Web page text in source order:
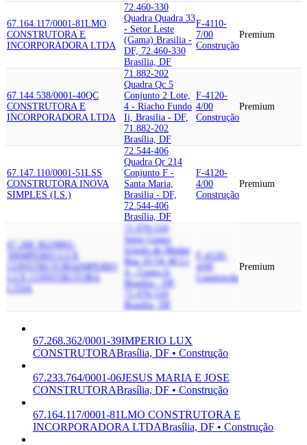
67.164.117/0001-81LMO
CONSTRUTORA E
INCORPORADORA LTDA
72.460-330
Quadra Quadra 33
- Setor Leste
(Gama) Brasilia -
DF, 72.460-330
Brasília, DF
F-4110-
7/00
Construção
Premium
67.144.538/0001-40QC
CONSTRUTORA E
INCORPORADORA LTDA
71.882-202
Quadra Qc 5
Conjunto 2 Lote,
4 - Riacho Fundo
Ii, Brasilia - DF,
71.882-202
Brasília, DF
F-4120-
4/00
Construção
Premium
67.147.110/0001-51LSS
CONSTRUTORA INOVA
SIMPLES (I.S.)
72.544-406
Quadra Qr 214
Conjunto F -
Santa Maria,
Brasilia - DF,
72.544-406
Brasília, DF
F-4120-
4/00
Construção
Premium
67.268.362/0001-
IMPERIO LUX
CONSTRUTORAIMPERIO
LUX CONSTRUTORA
LTDA
71.070-510
Setor Guara
Ii/polo de Modas
Rua 10 Qe 40 Lt
4 - Guara Ii,
Brasilia - DF,
Brasília, DF
F-4120-
4/00
Construção
Premium
67.268.362/0001-39IMPERIO LUX
CONSTRUTORABrasília, DF • Construção
67.233.764/0001-06JESUS MARIA E JOSE
CONSTRUTORABrasília, DF • Construção
67.164.117/0001-81LMO CONSTRUTORA E
INCORPORADORA LTDABrasília, DF • Construção